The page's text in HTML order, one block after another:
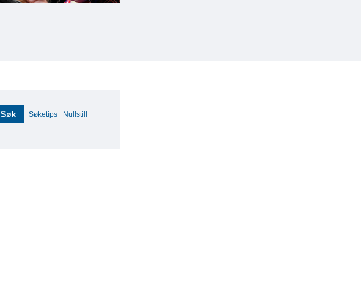
Søk Søketips Nullstill